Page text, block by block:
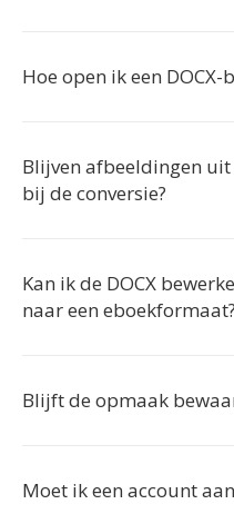
Hoe open ik een DOCX-
Blijven afbeeldingen
bij de conversie?
Kan ik de DOCX
naar een eboekformaat?
Blijft de opmaak
Moet ik een account